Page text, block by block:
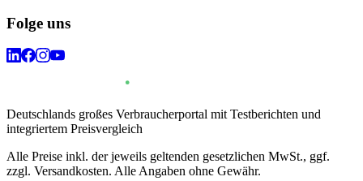
Folge uns
Deutschlands großes Verbraucherportal mit Testberichten und
integriertem Preisvergleich
Alle Preise inkl. der jeweils geltenden gesetzlichen MwSt., ggf.
zzgl. Versandkosten. Alle Angaben ohne Gewähr.